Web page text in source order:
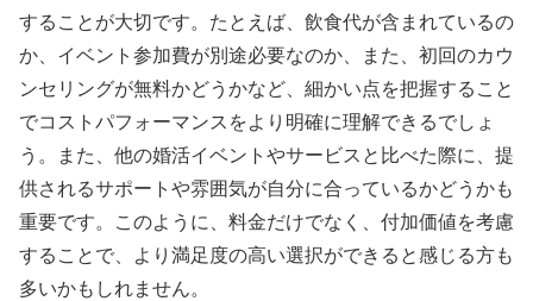
することが大切です。たとえば、飲食代が含まれているの
か、イベント参加費が別途必要なのか、また、初回のカウ
ンセリングが無料かどうかなど、細かい点を把握すること
でコストパフォーマンスをより明確に理解できるでしょ
う。また、他の婚活イベントやサービスと比べた際に、提
供されるサポートや雰囲気が自分に合っているかどうかも
重要です。このように、料金だけでなく、付加価値を考慮
することで、より満足度の高い選択ができると感じる方も
多いかもしれません。